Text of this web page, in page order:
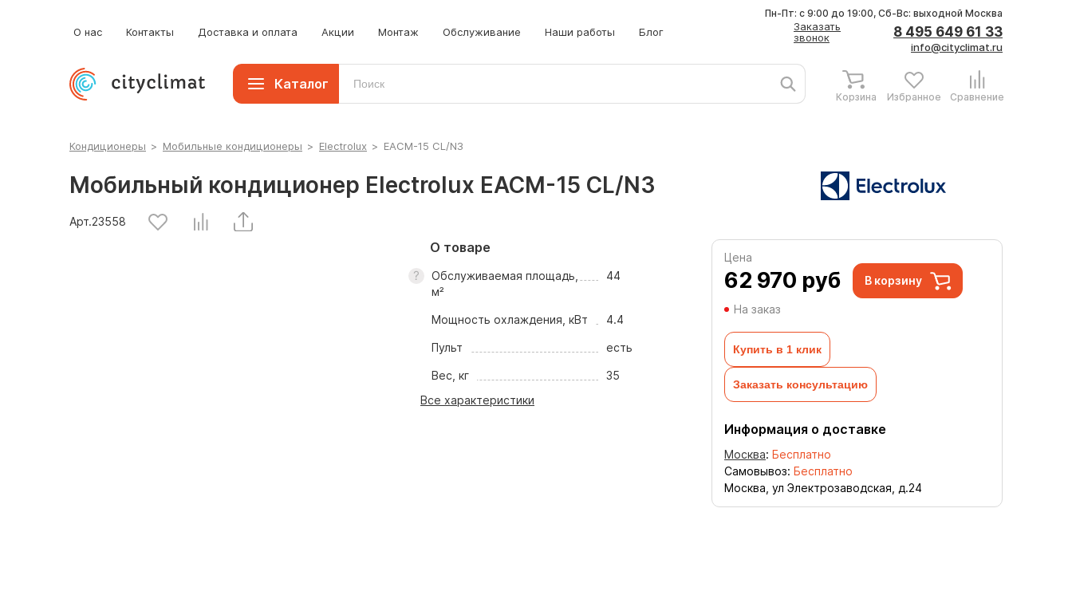
О нас Контакты Доставка и оплата Акции Монтаж Обслуживание Наши работы Блог
Заказать
звонок
8 495 649 61 33
info@cityclimat.ru
Пн-Пт: с 9:00 до 19:00, Сб-Вс: выходной Москва
Каталог
Корзина Избранное Сравнение
Кондиционеры > Мобильные кондиционеры > Electrolux > EACM-15 CL/N3
Мобильный кондиционер Electrolux EACM-15 CL/N3
Арт.23558
О товаре
Обслуживаемая площадь,
м²
44
Мощность охлаждения, кВт 4.4
Пульт есть
Вес, кг
35
Все характеристики
Цена
62 970 руб В корзину
На заказ
Купить в 1 клик
Заказать консультацию
Информация о доставке
Москва: Бесплатно
Самовывоз: Бесплатно
Москва, ул Электрозаводская, д.24